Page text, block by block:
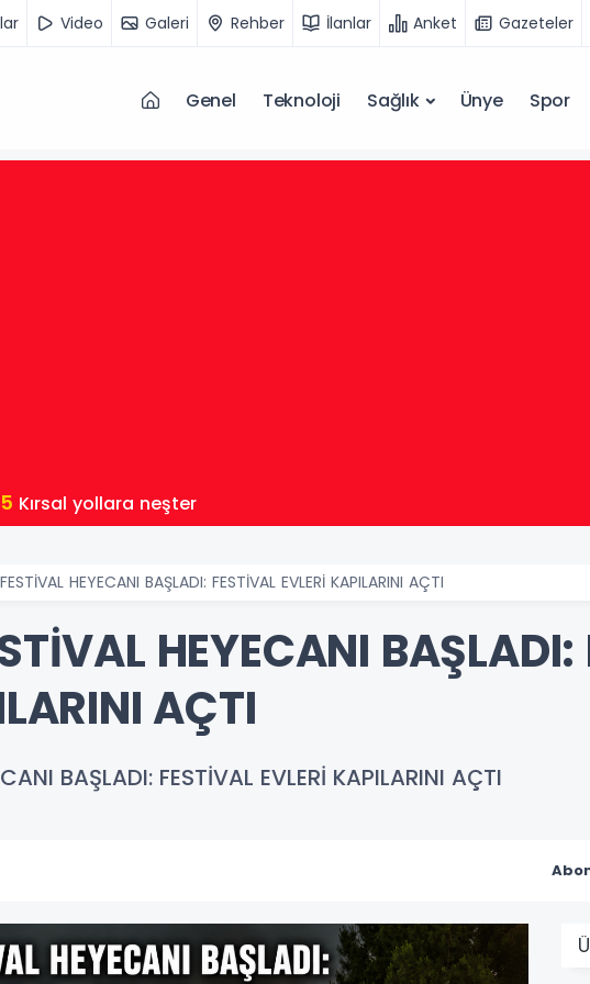
Video Galeri Rehber İlanlar Anket Gazeteler
Genel Teknoloji Sağlık Ünye Spor
Kırsal yollara neşter
HEYECANI BAŞLADI: FESTİVAL EVLERİ KAPILARINI AÇTI
HEYECANI
AÇTI
BAŞLADI: FESTİVAL EVLERİ KAPILARINI AÇTI